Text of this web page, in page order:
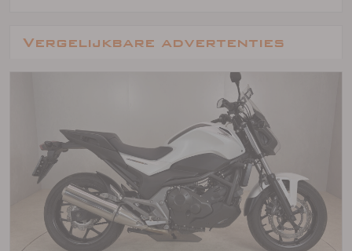
Vergelijkbare advertenties